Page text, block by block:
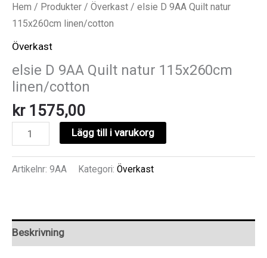
Hem / Produkter / Överkast / elsie D 9AA Quilt natur
115x260cm linen/cotton
Överkast
elsie D 9AA Quilt natur 115x260cm
linen/cotton
kr1575,00
elsie
D
9AA
linen/cotton
mängd
Lägg till i varukorg
Artikelnr: 9AA Kategori: Överkast
Beskrivning